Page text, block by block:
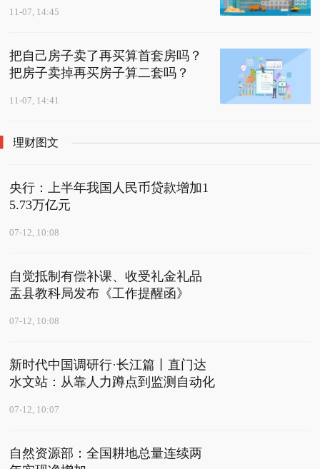
11-07, 14:45
把自己房子卖了再买算首套房吗？
把房子卖掉再买房子算二套吗？
11-07, 14:41
理财图文
央行：上半年我国人民币贷款增加1
5.73万亿元
07-12, 10:08
自觉抵制有偿补课、收受礼金礼品
盂县教科局发布《工作提醒函》
07-12, 10:08
新时代中国调研行·长江篇丨直门达
水文站：从靠人力蹲点到监测自动化
07-12, 10:07
自然资源部：全国耕地总量连续两